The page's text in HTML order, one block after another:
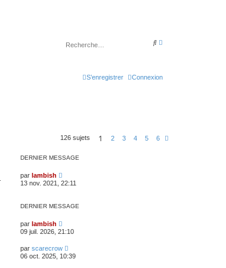
R
r r
é
Connexion
S’enregistrer
126 sujets 1 2 3 4 5 6
DERNIER MESSAGE
par lambish
13 nov. 2021, 22:11
DERNIER MESSAGE
par lambish
09 juil. 2026, 21:10
par scarecrow
06 oct. 2025, 10:39